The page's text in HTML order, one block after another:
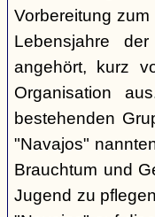
Vorbereitung
Lebensjahre
angehört, kurz
Organisation
bestehenden
"Navajos"
Brauchtum und
Jugend zu